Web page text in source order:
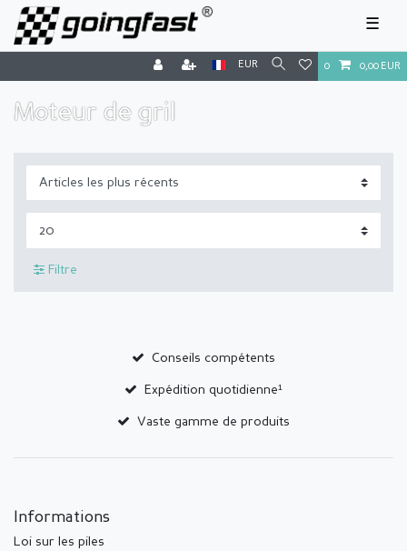
☰
EUR 0 0,00 EUR
Moteur de gril
Filtre
Conseils compétents
Expédition quotidienne¹
Vaste gamme de produits
Informations
Loi sur les piles